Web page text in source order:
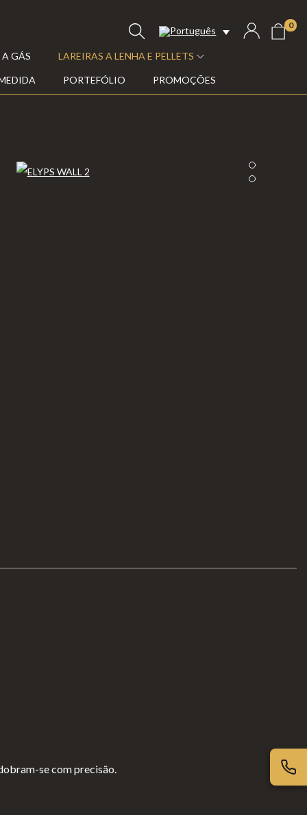
0
GÁS LAREIRAS A LENHA E PELLETS
PORTEFÓLIO PROMOÇÕES
se com precisão.